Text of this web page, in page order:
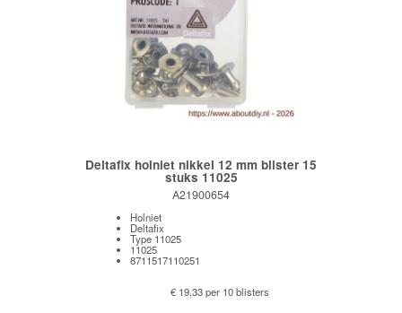
Deltafix holniet nikkel 12 mm blister 15
stuks 11025
A21900654
Holniet
Deltafix
Type 11025
11025
8711517110251
€ 19,33 per 10 blisters